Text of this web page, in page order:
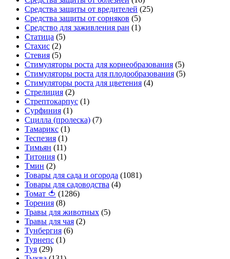
Средства защиты от вредителей (25)
Средства защиты от сорняков (5)
Средство для заживления ран (1)
Статица (5)
Стахис (2)
Стевия (5)
Стимуляторы роста для корнеобразования (5)
Стимуляторы роста для плодообразования (5)
Стимуляторы роста для цветения (4)
Стрелиция (2)
Стрептокарпус (1)
Сурфиния (1)
Сцилла (пролеска) (7)
Тамарикс (1)
Теспезия (1)
Тимьян (11)
Титония (1)
Тмин (2)
Товары для сада и огорода (1081)
Товары для садоводства (4)
Томат 🍅 (1286)
Торения (8)
Травы для животных (5)
Травы для чая (2)
Тунбергия (6)
Турнепс (1)
Туя (29)